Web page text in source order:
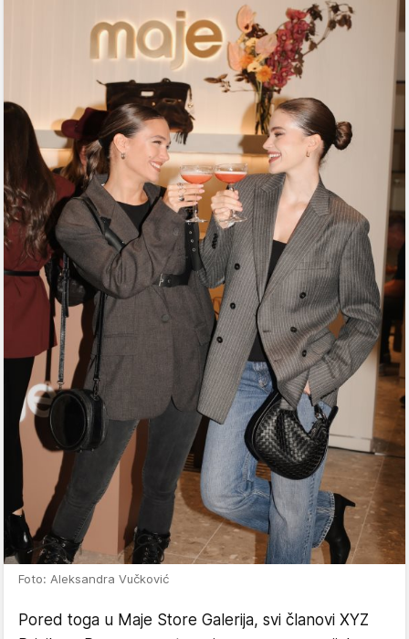
Foto: Aleksandra Vučković
Pored toga u Maje Store Galerija, svi članovi XYZ